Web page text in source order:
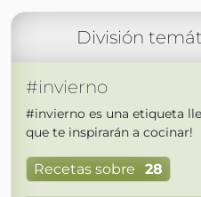
División
#invierno
#invierno es una etiqueta
que te inspirarán a cocinar!
Recetas sobre 28